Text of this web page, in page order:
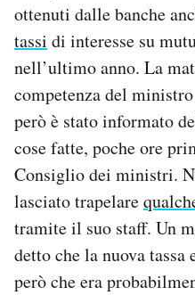
ottenuti dalle banche
tassi di interesse su
nell’ultimo anno. La
competenza del
però è stato informato
cose fatte, poche ore
Consiglio dei ministri.
lasciato trapelare
tramite il suo staff. Un
detto che la nuova tassa
però che era